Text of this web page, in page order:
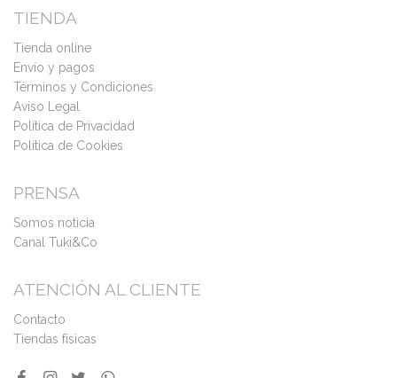
TIENDA
Tienda online
Envío y pagos
Términos y Condiciones
Aviso Legal
Política de Privacidad
Política de Cookies
PRENSA
Somos noticia
Canal Tuki&Co
ATENCIÓN AL CLIENTE
Contacto
Tiendas físicas